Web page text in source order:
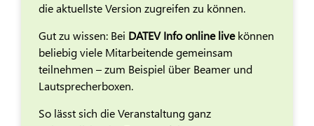
die aktuellste Version zugreifen zu können.
Gut zu wissen: Bei DATEV Info online livekönnen
beliebig viele Mitarbeitende gemeinsam
teilnehmen – zum Beispiel über Beamer und
Lautsprecherboxen.
So lässt sich die Veranstaltung ganz